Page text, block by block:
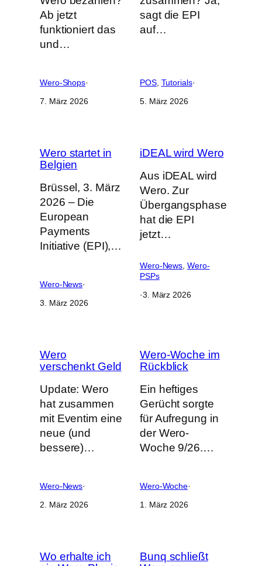
Ab jetzt
funktioniert das
und…
Wero-Shops·
7. März 2026
sagt die EPI
auf…
POS, Tutorials·
5. März 2026
Wero startet in
Belgien
Brüssel, 3. März
2026 – Die
European
Payments
Initiative (EPI),…
Wero-News·
3. März 2026
iDEAL wird Wero
Aus iDEAL wird
Wero. Zur
Übergangsphase
hat die EPI
jetzt…
Wero-News Wero-
PSPs
·3. März 2026
Wero
verschenkt Geld
Update: Wero
hat zusammen
mit Eventim eine
neue (und
bessere)…
Wero-News·
2. März 2026
Wero-Woche im
Rückblick
Ein heftiges
Gerücht sorgte
für Aufregung in
der Wero-
Woche 9/26.…
Wero-Woche·
1. März 2026
Wo erhalte ich
Bunq schließt